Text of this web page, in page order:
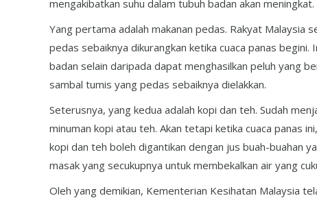
mengakibatkan suhu dalam tubuh badan akan meningkat.
Yang pertama adalah makanan pedas. Rakyat Malaysia
pedas sebaiknya dikurangkan ketika cuaca panas
badan selain daripada dapat menghasilkan peluh yang
sambal tumis yang pedas sebaiknya dielakkan.
Seterusnya, yang kedua adalah kopi dan teh. Sudah
minuman kopi atau teh. Akan tetapi ketika cuaca panas
kopi dan teh boleh digantikan dengan jus buah-buahan
masak yang secukupnya untuk membekalkan air yang
Oleh yang demikian, Kementerian Kesihatan Malaysia